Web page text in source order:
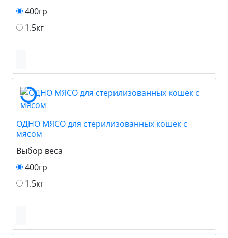
400гр
1.5кг
ОДНО МЯСО для стерилизованных кошек с
мясом
Выбор веса
400гр
1.5кг